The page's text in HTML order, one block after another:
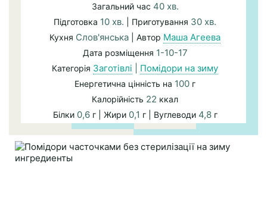
Загальний час 40 хв.
Підготовка 10 хв. | Приготування 30 хв.
Кухня Слов'янська | Автор Маша Агеева
Дата розміщення 1-10-17
Категорія Заготівлі Помідори на зиму
Енергетична цінність на 100 г
Калорійність 22 ккал
Білки 0,6г | Жири 0,1 г | Вуглеводи 4,8г